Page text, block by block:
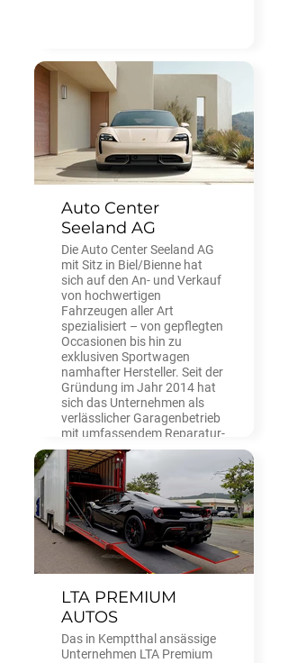
Auto Center
Seeland AG
Die Auto Center Seeland AG
mit Sitz in Biel/Bienne hat
sich auf den An- und Verkauf
von hochwertigen
Fahrzeugen aller Art
spezialisiert – von gepflegten
Occasionen bis hin zu
exklusiven Sportwagen
namhafter Hersteller. Seit der
Gründung im Jahr 2014 hat
sich das Unternehmen als
verlässlicher Garagenbetrieb
mit umfassendem Reparatur-
und Serviceangebot in der
Region Seeland einen Namen
gemacht.
LTA PREMIUM
AUTOS
Das in Kemptthal ansässige
Unternehmen LTA Premium